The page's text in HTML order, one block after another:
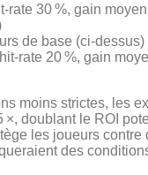
30 %, gain
de base
20 %, gain
moins strictes, les
×, doublant le ROI
les joueurs contre
des